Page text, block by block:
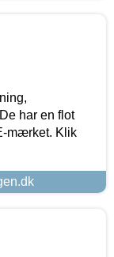
har en flot
mærket. Klik